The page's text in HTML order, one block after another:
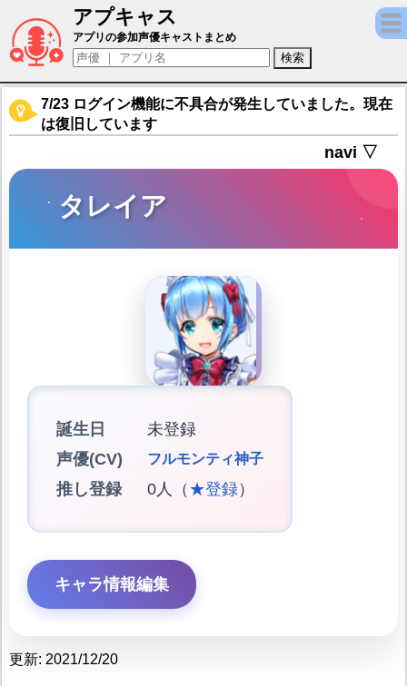
アプキャス
タレイア（声優：フルモンティ神子)【凍京
アプリの参加声優キャストまとめ
7/23 ログイン機能に不具合が発生していました。現在
は復旧しています
navi ▽
タレイア
誕生日
未登録
声優(CV)
フルモンティ神子
推し登録 0人（ ★登録）
キャラ情報編集
更新: 2021/12/20